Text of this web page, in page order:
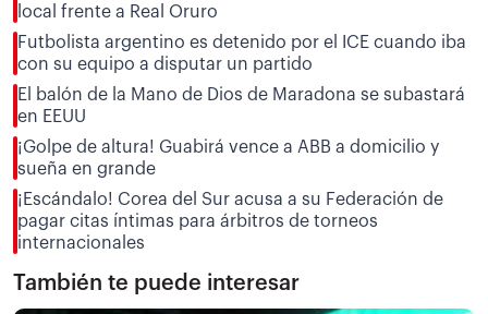
local frente a Real Oruro
Futbolista argentino es detenido por el ICE cuando iba
con su equipo a disputar un partido
El balón de la Mano de Dios de Maradona se subastará
en EEUU
¡Golpe de altura! Guabirá vence a ABB a domicilio y
sueña en grande
¡Escándalo! Corea del Sur acusa a su Federación de
pagar citas íntimas para árbitros de torneos
internacionales
También te puede interesar